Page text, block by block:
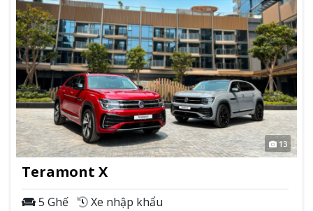
13
Teramont X
5 Ghế Xe nhập khẩu